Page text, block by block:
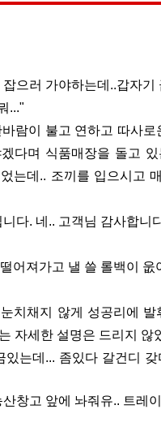
으러 가야하는데..갑자기
..."
람이 불고 연하고 따사
다며 식품매장을 돌고
는데.. 조끼를 입으시고
다. 네.. 고객님 감사합니
어져가고 낼 쓸 롤백이
치채지 않게 성공리에
자세한 설명은 드리지 않
있는데... 좀있다 갈건디 갖
창고 앞에 놔줘 유.. 트레